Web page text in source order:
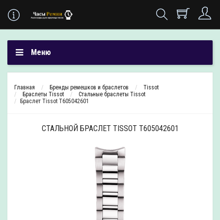
Меню
Главная Бренды ремешков и браслетов
Tissot
Браслеты Tissot
Стальные браслеты Tissot
Браслет Tissot T605042601
СТАЛЬНОЙ БРАСЛЕТ TISSOT T605042601